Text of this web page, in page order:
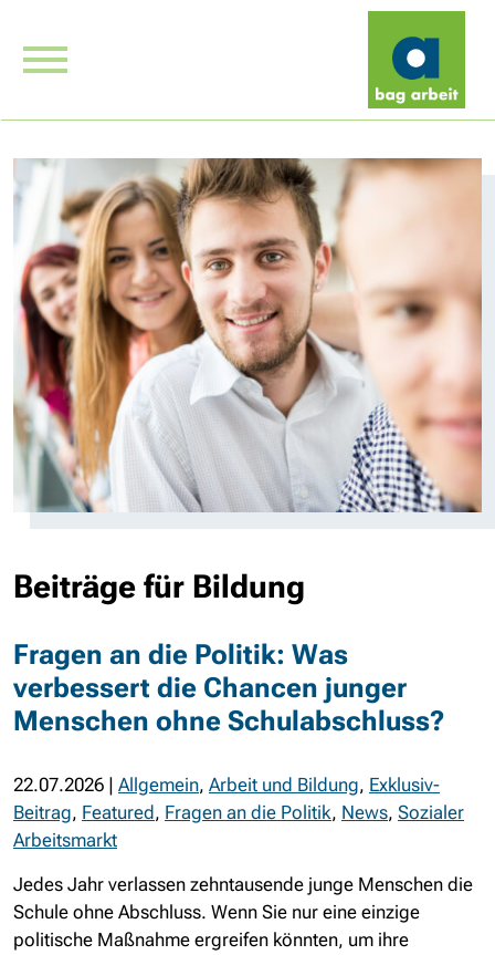
Beiträge für Bildung
Fragen an die Politik: Was
verbessert die Chancen junger
Menschen ohne Schulabschluss?
22.07.2026 | Allgemein, Arbeit und Bildung, Exklusiv-
Beitrag, Featured, Fragen an die Politik, News, Sozialer
Arbeitsmarkt
Jedes Jahr verlassen zehntausende junge Menschen die
Schule ohne Abschluss. Wenn Sie nur eine einzige
politische Maßnahme ergreifen könnten, um ihre